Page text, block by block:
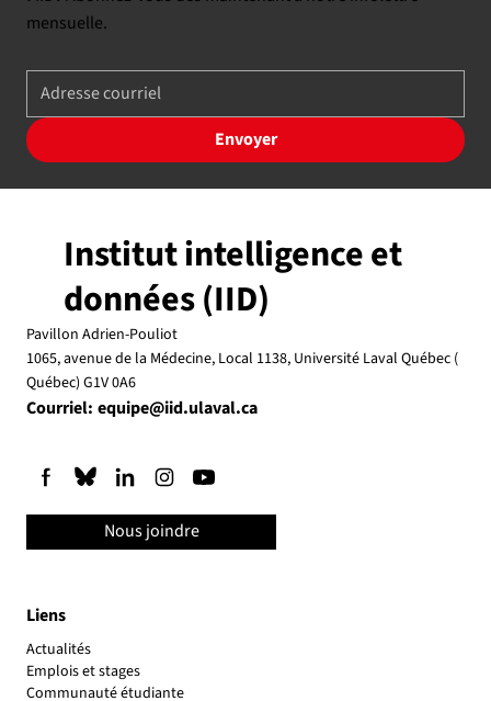
mensuelle.
Envoyer
Liens
Actualités
Emplois et stages
Communauté étudiante
Institut intelligence et
données (IID)
Pavillon Adrien-Pouliot
1065, avenue de la Médecine, Local 1138, Université Laval Québec (
Québec) G1V 0A6
Courriel: equipe@iid.ulaval.ca
Nous joindre